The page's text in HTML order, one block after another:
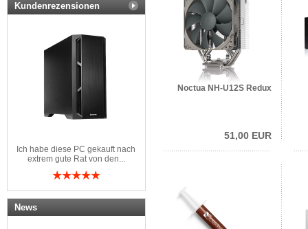
Noctua NH-U12S Redux
51,00 EUR
Kundenrezensionen
Ich habe diese PC gekauft nach
extrem gute Rat von den...
News